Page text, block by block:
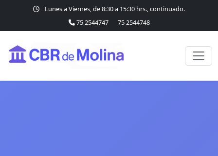
Lunes a Viernes, de 8:30 a 15:30 hrs., continuado.
75 2544747
75 2544748